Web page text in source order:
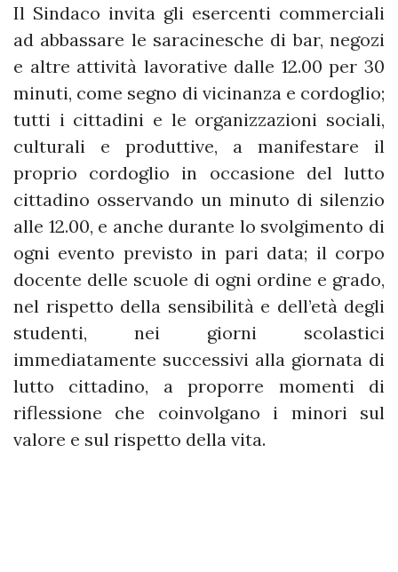
Il Sindaco invita gli esercenti commerciali
ad abbassare le saracinesche di bar, negozi
e altre attività lavorative dalle 12.00 per 30
minuti, come segno di vicinanza e cordoglio;
tutti i cittadini e le organizzazioni sociali,
culturali e produttive, a manifestare il
proprio cordoglio in occasione del lutto
cittadino osservando un minuto di silenzio
alle 12.00, e anche durante lo svolgimento di
ogni evento previsto in pari data; il corpo
docente delle scuole di ogni ordine e grado,
nel rispetto della sensibilità e dell’età degli
studenti, nei giorni scolastici
immediatamente successivi alla giornata di
lutto cittadino, a proporre momenti di
riflessione che coinvolgano i minori sul
valore e sul rispetto della vita.